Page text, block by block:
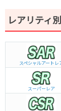
レアリティ
スペシャルアートレ
スーパーレア